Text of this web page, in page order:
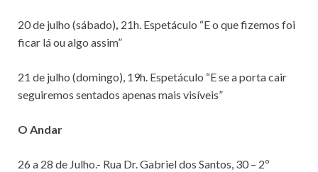
20 de julho (sábado), 21h. Espetáculo “E o que fizemos foi
ficar lá ou algo assim”
21 de julho (domingo), 19h. Espetáculo “E se a porta cair
seguiremos sentados apenas mais visíveis”
O Andar
26 a 28 de Julho.- Rua Dr. Gabriel dos Santos, 30 – 2º